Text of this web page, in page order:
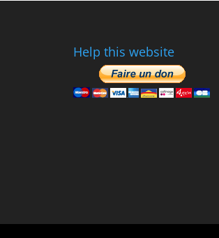
Help this website